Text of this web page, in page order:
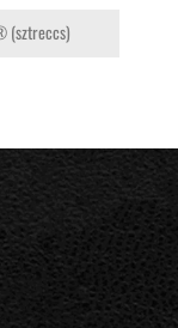
(sztreccs)